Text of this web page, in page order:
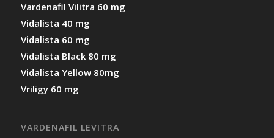
Vardenafil Vilitra 60 mg
Vidalista 40 mg
Vidalista 60 mg
Vidalista Black 80 mg
Vidalista Yellow 80mg
Vriligy 60 mg
VARDENAFIL LEVITRA